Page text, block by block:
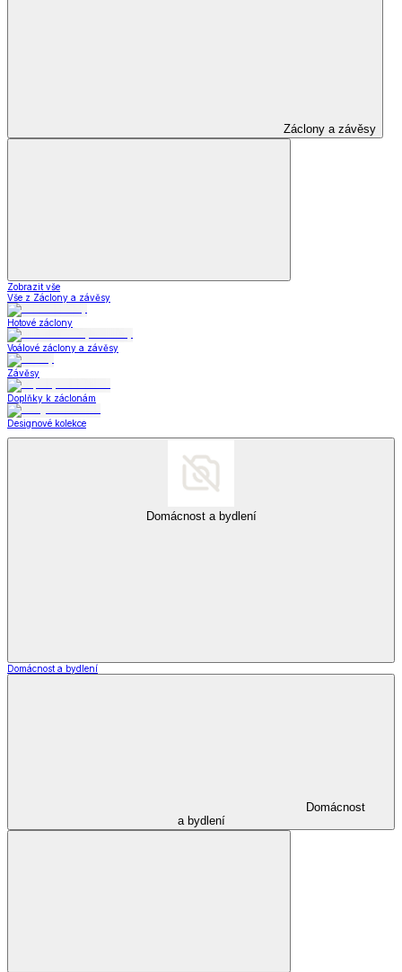
Záclony a závěsy
Zobrazit vše
Vše z Záclony a závěsy
Hotové záclony
Voálové záclony a závěsy
Závěsy
Doplňky k záclonám
Designové kolekce
Domácnost a bydlení
Domácnost a bydlení
Domácnost
a bydlení